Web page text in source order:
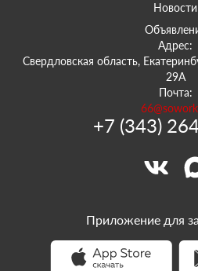
Новости
Адрес:
Свердловская область,
29А
Почта:
+7 (343)
Приложение для